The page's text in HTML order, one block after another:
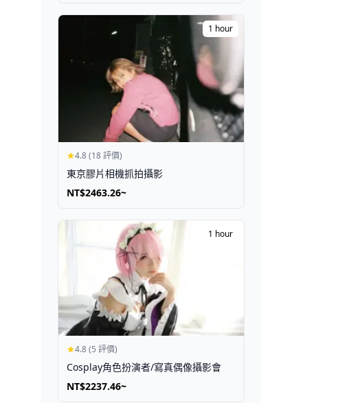
1 hour
4.8 (18 評價)
東京膠片相機抓拍攝影
NT$2463.26~
1 hour
4.8 (5 評價)
Cosplay角色扮演者/寫真偶像攝影會
NT$2237.46~